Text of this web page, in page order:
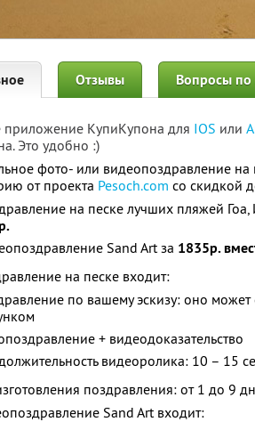
Отзывы Вопросы по
приложение КупиКупона для IOS или
Это удобно :)
фото- или видеопоздравление на
от проекта Pesoch.com со скидкой
на песке лучших пляжей
Sand Art за 1835р.
на песке входит:
по вашему эскизу: оно может
+ видеодоказательство
видеоролика: 10 – 15
поздравления: от 1 до 9
Sand Art входит: